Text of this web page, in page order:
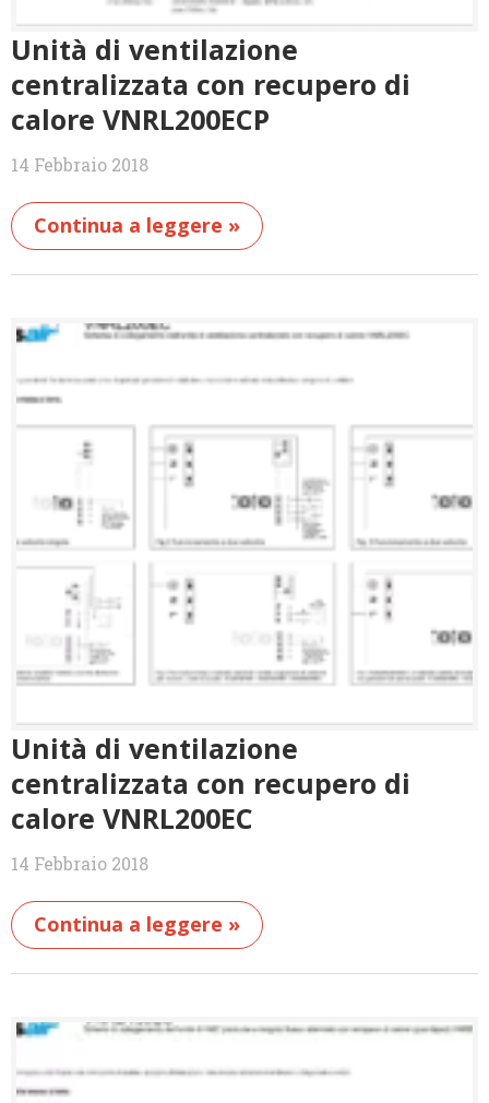
Unità di ventilazione
centralizzata con recupero di
calore VNRL200ECP
14 Febbraio 2018
Continua a leggere »
Unità di ventilazione
centralizzata con recupero di
calore VNRL200EC
14 Febbraio 2018
Continua a leggere »